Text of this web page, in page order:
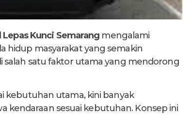
Lepas Kunci Semarang mengalami
hidup masyarakat yang semakin
satu faktor utama yang mendorong
kebutuhan utama, kini banyak
kendaraan sesuai kebutuhan. Konsep ini